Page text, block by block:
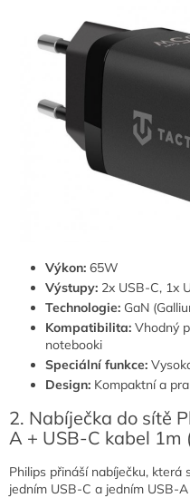
Výkon: 65W
Výstupy: 2x USB-C, 1x
Technologie: GaN
Kompatibilita: Vhodný
notebooki
Speciální funkce:
Design: Kompaktní a
2. Nabíječka do sítě
A + USB-C kabel 1m
Philips přináší nabíječku,
jedním USB-C a jedním USB-